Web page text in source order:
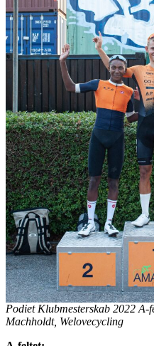
Podiet Klubmesterskab 2022
Machholdt, Welovecycling